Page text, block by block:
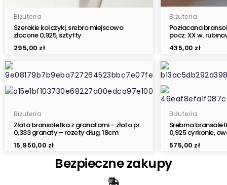
Biżuteria
Szerokie kolczyki, srebro miejscowo
złocone 0,925, sztyfty
295,00 zł
Biżuteria
Pozłacana
pocz. XX w.
435,00 zł
Biżuteria
Złota bransoletka z granatami – złoto pr.
0,333 granaty – rozety dług. 18cm
15.950,00 zł
Biżuteria
Srebrna
0,925 cyrkonie,
575,00 zł
Bezpieczne zakupy